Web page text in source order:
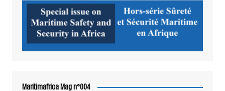
Maritimafrica Mag n°004